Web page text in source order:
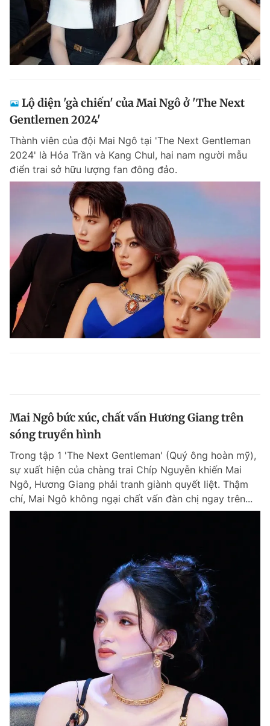
Lộ diện 'gà chiến' của Mai Ngô ở 'The Next
Gentlemen 2024'
Thành viên của đội Mai Ngô tại 'The Next Gentleman
2024' là Hóa Trần và Kang Chul, hai nam người mẫu
điển trai sở hữu lượng fan đông đảo.
Mai Ngô bức xúc, chất vấn Hương Giang trên
sóng truyền hình
Trong tập 1 'The Next Gentleman' (Quý ông hoàn mỹ),
sự xuất hiện của chàng trai Chíp Nguyễn khiến Mai
Ngô, Hương Giang phải tranh giành quyết liệt. Thậm
chí, Mai Ngô không ngại chất vấn đàn chị ngay trên...